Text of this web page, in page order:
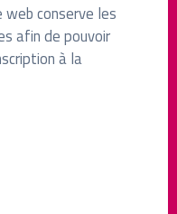
web conserve les
afin de pouvoir
à la